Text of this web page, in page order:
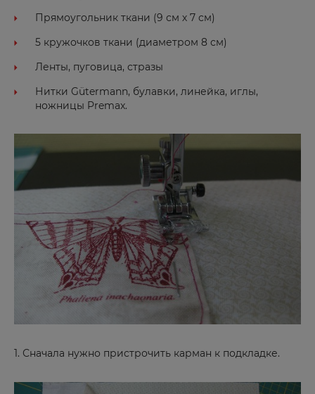
Прямоугольник ткани (9 см х 7 см)
5 кружочков ткани (диаметром 8 см)
Ленты, пуговица, стразы
Нитки Gütermann, булавки, линейка, иглы,
ножницы Premax.
1. Сначала нужно пристрочить карман к подкладке.